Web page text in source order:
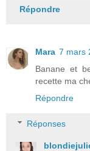
Répondre
Mara 7 mars
Banane et
recette ma
Répondre
Réponses